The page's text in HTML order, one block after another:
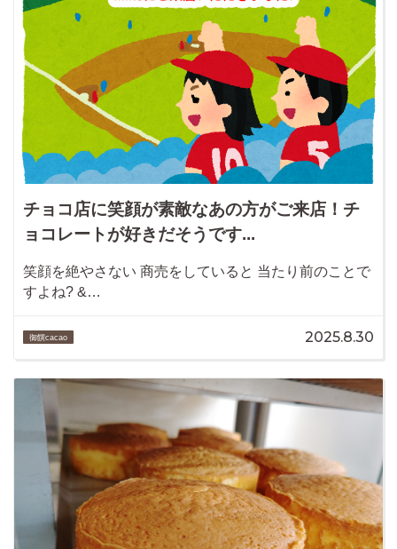
チョコ店に笑顔が素敵なあの方がご来店！チ
ョコレートが好きだそうです...
笑顔を絶やさない 商売をしていると 当たり前のことで
すよね? &…
御饌cacao 2025.8.30